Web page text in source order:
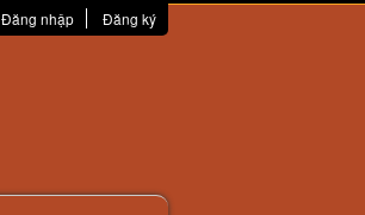
Đăng nhập Đăng ký